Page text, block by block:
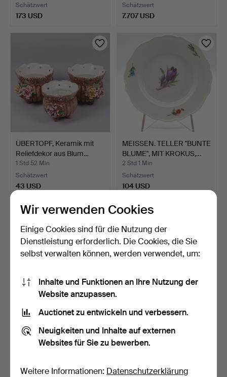
Schätzwert
173 USD
Schätzwert
7.707 USD
ÜBERTOPF, Keramik mit
Reliefdekor aus Blum…
1 Std 52 Min
Schätzwert
43 USD
MEISSEN. TELLER "BUNTE
BLUME", MIT KROKUS,…
2 Std 1 Min
Schätzwert
104 USD
PAAR URNEN MIT DECKEL
2 Std 1 Min
ADDA BONFILS, Figurine,
2 Std 1 Min
3 Gebote
Wir verwenden Cookies
Einige Cookies sind für die Nutzung der
Dienstleistung erforderlich. Die Cookies, die Sie
selbst verwalten können, werden verwendet, um:
Inhalte und Funktionen an Ihre Nutzung der
Website anzupassen.
Auctionet zu entwickeln und verbessern.
Neuigkeiten und Inhalte auf externen
Websites für Sie zu bewerben.
Weitere Informationen: Datenschutzerklärung